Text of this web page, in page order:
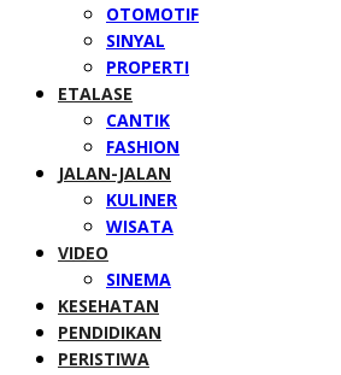
OTOMOTIF
SINYAL
PROPERTI
ETALASE
CANTIK
FASHION
JALAN-JALAN
KULINER
WISATA
VIDEO
SINEMA
KESEHATAN
PENDIDIKAN
PERISTIWA